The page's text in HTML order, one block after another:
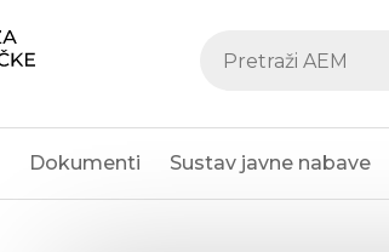
Dokumenti Sustav javne nabave